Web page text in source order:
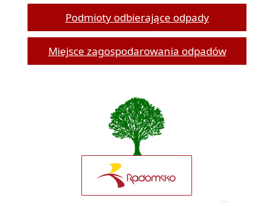
Podmioty odbierające odpady
Miejsce zagospodarowania odpadów